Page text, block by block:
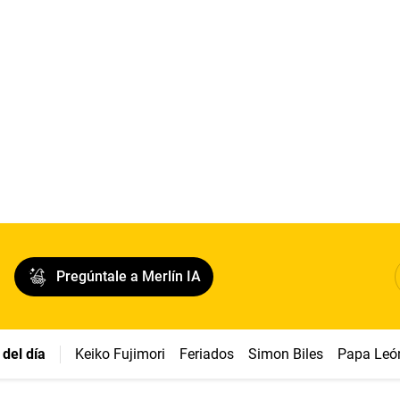
Pregúntale a Merlín IA
día Keiko Fujimori Feriados Simon Biles Papa